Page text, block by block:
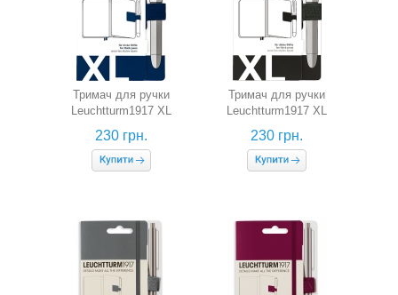
Тримач для ручки
Leuchtturm1917 XL
(темно-синій)
230 грн.
Тримач для ручки
Leuchtturm1917 XL
(чорний)
230 грн.